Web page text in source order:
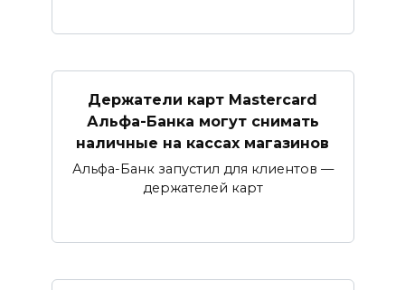
Держатели карт Mastercard
Альфа-Банка могут снимать
наличные ​на кассах магазинов​
Альфа-Банк запустил для клиентов —
держателей карт